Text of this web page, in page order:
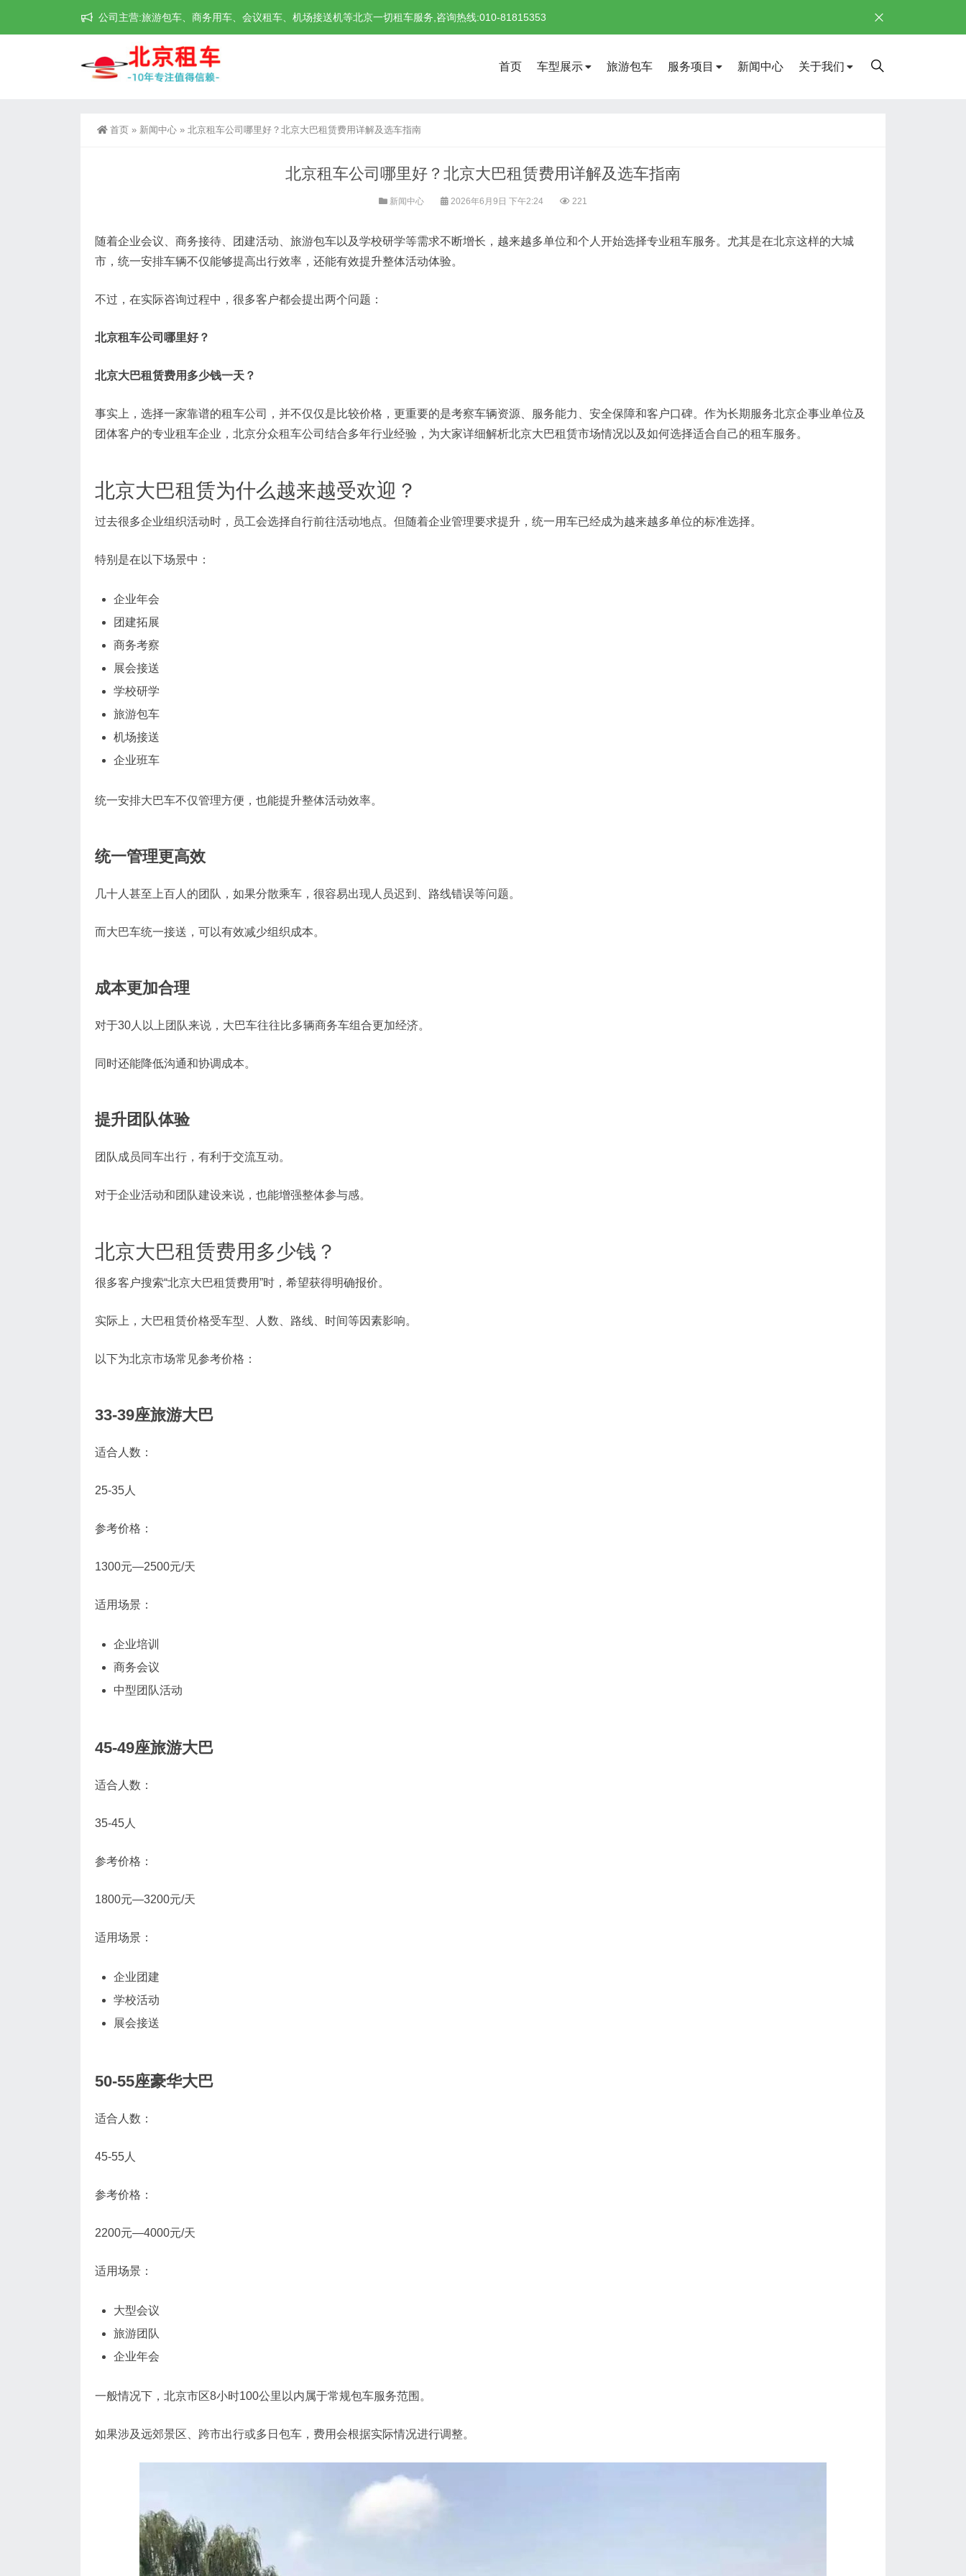
公司主营:旅游包车、商务用车、会议租车、机场接送机等北京一切租车服务,咨询热线:010-81815353
首页 车型展示 旅游包车 服务项目 新闻中心 关于我们
首页 » 新闻中心 » 北京租车公司哪里好？北京大巴租赁费用详解及选车指南
北京租车公司哪里好？北京大巴租赁费用详解及选车指南
新闻中心 2026年6月9日 下午2:24 221
随着企业会议、商务接待、团建活动、旅游包车以及学校研学等需求不断增长，越来越多单位和个人开始选择专业租车服务。尤其是在北京这样的大城
市，统一安排车辆不仅能够提高出行效率，还能有效提升整体活动体验。
不过，在实际咨询过程中，很多客户都会提出两个问题：
北京租车公司哪里好？
北京大巴租赁费用多少钱一天？
事实上，选择一家靠谱的租车公司，并不仅仅是比较价格，更重要的是考察车辆资源、服务能力、安全保障和客户口碑。作为长期服务北京企事业单位及
团体客户的专业租车企业，北京分众租车公司结合多年行业经验，为大家详细解析北京大巴租赁市场情况以及如何选择适合自己的租车服务。
北京大巴租赁为什么越来越受欢迎？
过去很多企业组织活动时，员工会选择自行前往活动地点。但随着企业管理要求提升，统一用车已经成为越来越多单位的标准选择。
特别是在以下场景中：
企业年会
团建拓展
商务考察
展会接送
学校研学
旅游包车
机场接送
企业班车
统一安排大巴车不仅管理方便，也能提升整体活动效率。
统一管理更高效
几十人甚至上百人的团队，如果分散乘车，很容易出现人员迟到、路线错误等问题。
而大巴车统一接送，可以有效减少组织成本。
成本更加合理
对于30人以上团队来说，大巴车往往比多辆商务车组合更加经济。
同时还能降低沟通和协调成本。
提升团队体验
团队成员同车出行，有利于交流互动。
对于企业活动和团队建设来说，也能增强整体参与感。
北京大巴租赁费用多少钱？
很多客户搜索“北京大巴租赁费用”时，希望获得明确报价。
实际上，大巴租赁价格受车型、人数、路线、时间等因素影响。
以下为北京市场常见参考价格：
33-39座旅游大巴
适合人数：
25-35人
参考价格：
1300元—2500元/天
适用场景：
企业培训
商务会议
中型团队活动
45-49座旅游大巴
适合人数：
35-45人
参考价格：
1800元—3200元/天
适用场景：
企业团建
学校活动
展会接送
50-55座豪华大巴
适合人数：
45-55人
参考价格：
2200元—4000元/天
适用场景：
大型会议
旅游团队
企业年会
一般情况下，北京市区8小时100公里以内属于常规包车服务范围。
如果涉及远郊景区、跨市出行或多日包车，费用会根据实际情况进行调整。